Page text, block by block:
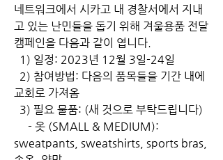
네트워크에서 시카고 내 경찰서에서 지내
고 있는 난민들을 돕기 위해 겨울용품 전달
캠페인을 다음과 같이 엽니다.
  1) 일정: 2023년 12월 3일-24일
교회로 가져옴
  3) 필요 물품: (새 것으로 부탁드립니다)
- 옷 (SMALL & MEDIUM):
sweatpants, sweatshirts, sports bras,